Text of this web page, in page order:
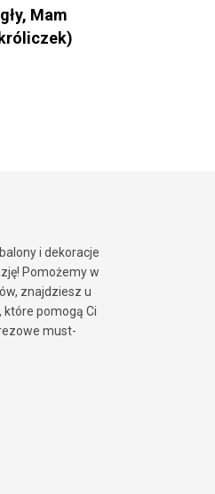
Mam
i dekoracje
Pomożemy w
znajdziesz u
pomogą Ci
must-